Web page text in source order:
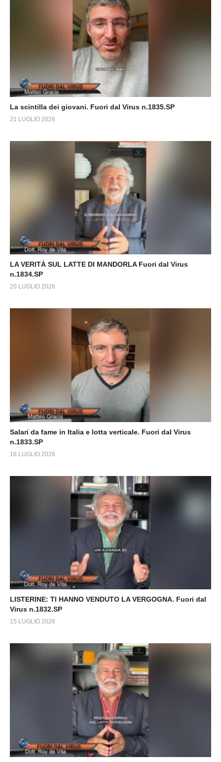
La scintilla dei giovani. Fuori dal Virus n.1835.SP
21 LUGLIO 2026
LA VERITÀ SUL LATTE DI MANDORLA Fuori dal Virus
n.1834.SP
20 LUGLIO 2026
Salari da fame in Italia e lotta verticale. Fuori dal Virus
n.1833.SP
16 LUGLIO 2026
LISTERINE: TI HANNO VENDUTO LA VERGOGNA. Fuori dal
Virus n.1832.SP
15 LUGLIO 2026